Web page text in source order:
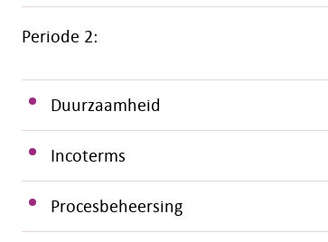
Periode 2:
Duurzaamheid
Incoterms
Procesbeheersing